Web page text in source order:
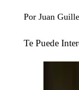
Por Juan
Te Puede